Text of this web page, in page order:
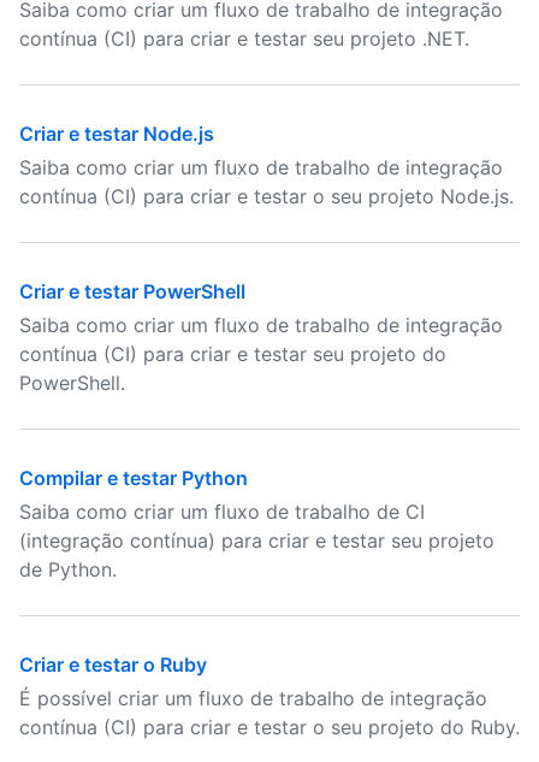
Saiba como criar um fluxo de trabalho de integração
contínua (CI) para criar e testar seu projeto .NET.
Criar e testar Node.js
Saiba como criar um fluxo de trabalho de integração
contínua (CI) para criar e testar o seu projeto Node.js.
Criar e testar PowerShell
Saiba como criar um fluxo de trabalho de integração
contínua (CI) para criar e testar seu projeto do
PowerShell.
Compilar e testar Python
Saiba como criar um fluxo de trabalho de CI
(integração contínua) para criar e testar seu projeto
de Python.
Criar e testar o Ruby
É possível criar um fluxo de trabalho de integração
contínua (CI) para criar e testar o seu projeto do Ruby.